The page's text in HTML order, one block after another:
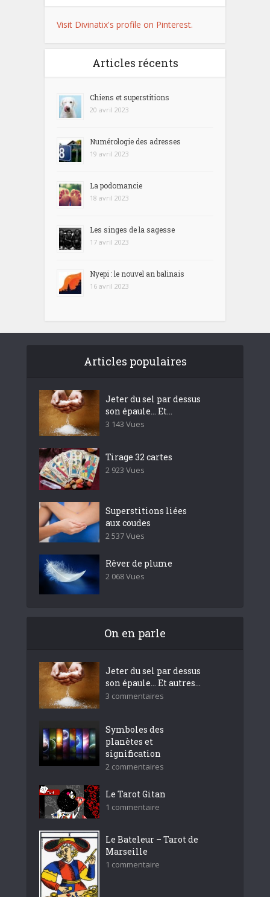
Visit Divinatix's profile on Pinterest.
Articles récents
Chiens et superstitions
20 avril 2023
Numérologie des adresses
19 avril 2023
La podomancie
18 avril 2023
Les singes de la sagesse
17 avril 2023
Nyepi : le nouvel an balinais
16 avril 2023
Articles populaires
Jeter du sel par dessus
son épaule… Et...
3 143 Vues
Tirage 32 cartes
2 923 Vues
Superstitions liées
aux coudes
2 537 Vues
Rêver de plume
2 068 Vues
On en parle
Jeter du sel par dessus
son épaule… Et autres...
3 commentaires
Symboles des
planètes et
signification
2 commentaires
Le Tarot Gitan
1 commentaire
Le Bateleur – Tarot de
Marseille
1 commentaire